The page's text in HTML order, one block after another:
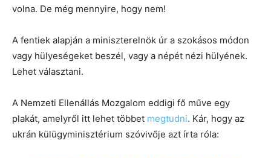
volna. De még mennyire, hogy nem!
A fentiek alapján a miniszterelnök úr a szokásos módon
vagy hülyeségeket beszél, vagy a népét nézi hülyének.
Lehet választani.
A Nemzeti Ellenállás Mozgalom eddigi fő műve egy
plakát, amelyről itt lehet többet megtudni. Kár, hogy az
ukrán külügyminisztérium szóvivője azt írta róla: